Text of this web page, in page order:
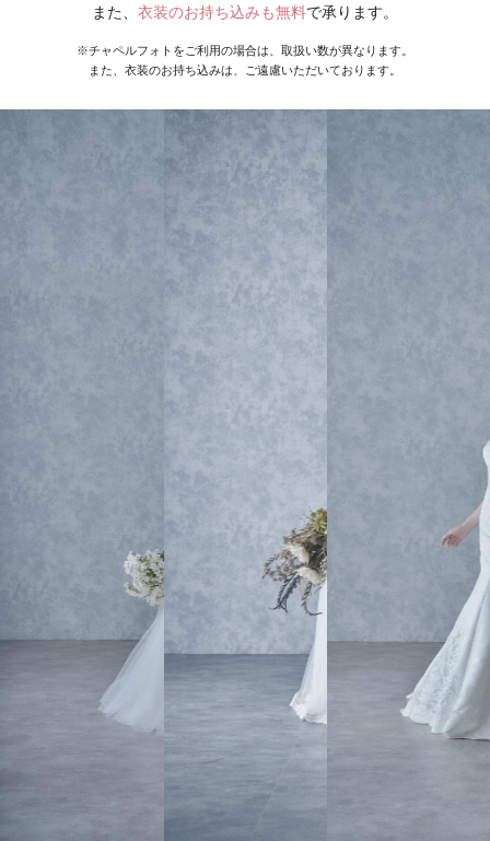
また、 衣装のお持ち込みも無料で承ります。
※チャペルフォトをご利用の場合は、取扱い数が異なります。
また、衣装のお持ち込みは、ご遠慮いただいております。